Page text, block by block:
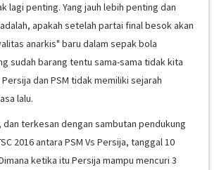
lagi penting. Yang jauh lebih penting dan
apakah setelah partai final besok akan
anarkis" baru dalam sepak bola
sudah barang tentu sama-sama tidak kita
dan PSM tidak memiliki sejarah
lalu.
dan terkesan dengan sambutan pendukung
2016 antara PSM Vs Persija, tanggal 10
ketika itu Persija mampu mencuri 3